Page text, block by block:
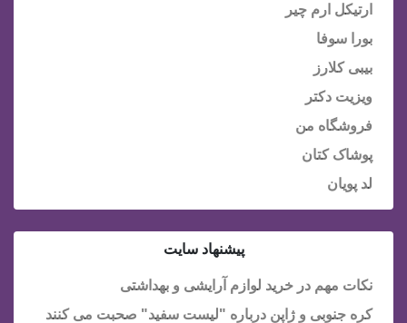
ارتیکل ارم چیر
بورا سوفا
بیبی کلارز
ویزیت دکتر
فروشگاه من
پوشاک کتان
لد پویان
پیشنهاد سایت
نکات مهم در خرید لوازم آرایشی و بهداشتی
کره جنوبی و ژاپن درباره "لیست سفید" صحبت می کنند